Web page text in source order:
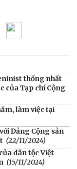
thống nhất
của Tạp chí Cộng
làm việc tại
Đảng Cộng sản
(22/11/2024)
dân tộc Việt
(15/11/2024)